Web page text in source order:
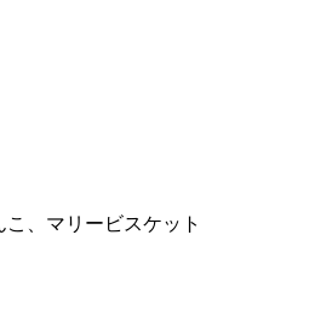
、マリービスケット